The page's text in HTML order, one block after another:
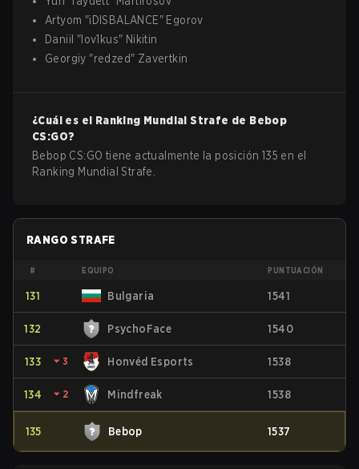
Artyom "iDISBALANCE" Egorov
Daniil " lov1kus" Nikitin
Georgiy "redzed" Zavertkin
¿Cuál es el Ranking Mundial Strafe de Bebop
CS:GO?
Bebop CS:GO tiene actualmente la posición 135 en el
Ranking Mundial Strafe.
RANGO STRAFE
# EQUIPO PUNTUACIÓN
131 Bulgaria 1541
132 PsychoFace 1540
133 ⏷ 3 Honvéd Esports 1538
134 ⏷ 2 Mindfreak 1538
135 Bebop 1537